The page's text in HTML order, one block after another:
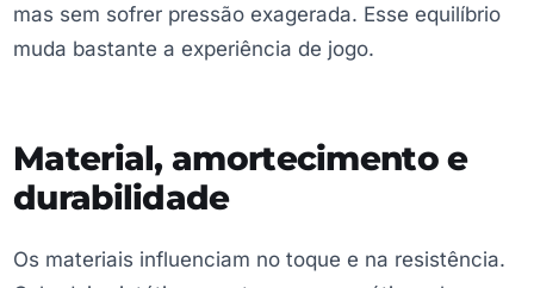
mas sem sofrer pressão exagerada. Esse equilíbrio
muda bastante a experiência de jogo.
Material, amortecimento e
durabilidade
Os materiais influenciam no toque e na resistência.